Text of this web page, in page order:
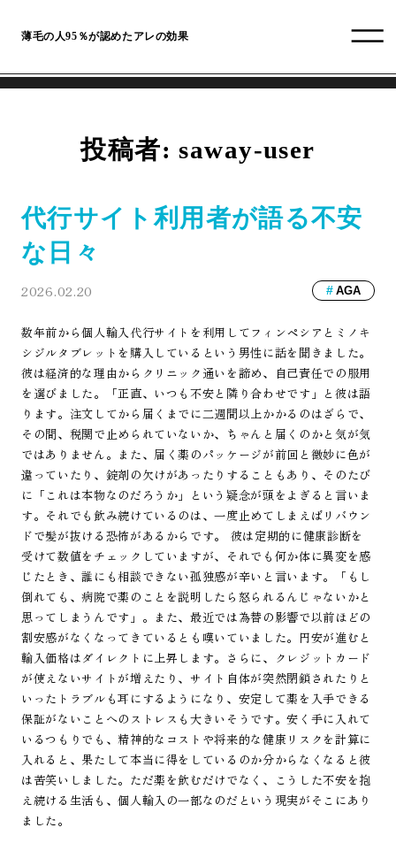
薄毛の人95％が認めたアレの効果
投稿者:saway-user
代行サイト利用者が語る不安
な日々
2026.02.20 AGA
数年前から個人輸入代行サイトを利用してフィンペシアとミノキ
シジルタブレットを購入しているという男性に話を聞きました。
彼は経済的な理由からクリニック通いを諦め、自己責任での服用
を選びました。「正直、いつも不安と隣り合わせです」と彼は語
ります。注文してから届くまでに二週間以上かかるのはざらで、
その間、税関で止められていないか、ちゃんと届くのかと気が気
ではありません。また、届く薬のパッケージが前回と微妙に色が
違っていたり、錠剤の欠けがあったりすることもあり、そのたび
に「これは本物なのだろうか」という疑念が頭をよぎると言いま
す。それでも飲み続けているのは、一度止めてしまえばリバウン
ドで髪が抜ける恐怖があるからです。 彼は定期的に健康診断を
受けて数値をチェックしていますが、それでも何か体に異変を感
じたとき、誰にも相談できない孤独感が辛いと言います。「もし
倒れても、病院で薬のことを説明したら怒られるんじゃないかと
思ってしまうんです」。また、最近では為替の影響で以前ほどの
割安感がなくなってきているとも嘆いていました。円安が進むと
輸入価格はダイレクトに上昇します。さらに、クレジットカード
が使えないサイトが増えたり、サイト自体が突然閉鎖されたりと
いったトラブルも耳にするようになり、安定して薬を入手できる
保証がないことへのストレスも大きいそうです。安く手に入れて
いるつもりでも、精神的なコストや将来的な健康リスクを計算に
入れると、果たして本当に得をしているのか分からなくなると彼
は苦笑いしました。ただ薬を飲むだけでなく、こうした不安を抱
え続ける生活も、個人輸入の一部なのだという現実がそこにあり
ました。